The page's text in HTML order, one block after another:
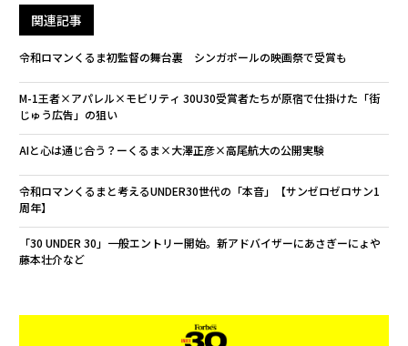
関連記事
令和ロマンくるま初監督の舞台裏 シンガポールの映画祭で受賞も
M-1王者×アパレル×モビリティ 30U30受賞者たちが原宿で仕掛けた「街
じゅう広告」の狙い
AIと心は通じ合う？ーくるま×大澤正彦×高尾航大の公開実験
令和ロマンくるまと考えるUNDER30世代の「本音」【サンゼロゼロサン1
周年】
「30 UNDER 30」一般エントリー開始。新アドバイザーにあさぎーにょや
藤本壮介など